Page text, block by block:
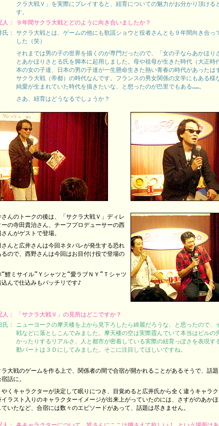
クラ大戦Ｖ」を実際にプレイすると、紐育についての魅力がお分かり頂ける
す。
人：
９年間サクラ大戦とどのように向き合いましたか？
氏：
サクラ大戦とは、ゲームの他にも歌謡ショウと役者さんとも９年間向き合っ
した（笑）
それまでは男の子の世界を描くのが専門だったので、「女の子ならあかほり
とあかほりさとる氏を脚本に起用しました。母や祖母が生きた時代（大正時
本の女の子達、日本の男の子達が一生懸命生きた熱い青春の時代があったは
サクラ大戦（帝都）の時代なんです。フランスの男女関係の文学にもある様
純愛が生まれていた時代を描きたいな、と想ったのが巴里でもある……。
さあ、紐育はどうなるでしょうか？
さんのトークの後は、「サクラ大戦Ｖ」ディレ
ーの寺田貴治さん、チーフプロデューサーの西
んがゲストで登場。
さんと広井さんは今回ネタバレが発生する恐れ
るので、西野さんは今回はお目付け役で登場の
“鯉ミサイル”Ｙシャツと“愛ラブＮＹ”Ｔシャツ
込んで仕込みもバッチリです♪
人：
「サクラ大戦Ｖ」の見所はどこですか？
氏：
ニューヨークの摩天楼を上から見下ろしたら綺麗だろうな、と思ったので、
戦などに落としこんでみました。摩天楼の空は実際霞んでいて本当はビルの
かったりするリアルさ、人と都市が密着している実際の紐育っぽさを表現す
動パートは３Ｄにしてみました。そこに注目してほしいですね。
ラ大戦のゲームを作る上で、関係者の間で合宿が開かれることがあるそうで、話
話に。
やくキャラクターが決定して眠りにつき、目覚めると広井氏から全く違うキャラ
イラスト入りのキャラクターイメージが出来上がっていたのには、さすがのあか
ていたなど、合宿には数々のエピソードがあって、話題は尽きません。